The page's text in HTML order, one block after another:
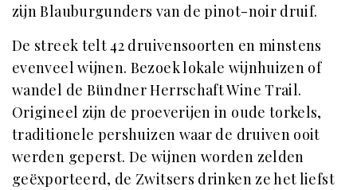
zijn Blauburgunders van de pinot-noir druif.
De streek telt 42 druivensoorten en minstens
evenveel wijnen. Bezoek lokale wijnhuizen of
wandel de Bündner Herrschaft Wine Trail.
Origineel zijn de proeverijen in oude torkels,
traditionele pershuizen waar de druiven ooit
werden geperst. De wijnen worden zelden
geëxporteerd, de Zwitsers drinken ze het liefst